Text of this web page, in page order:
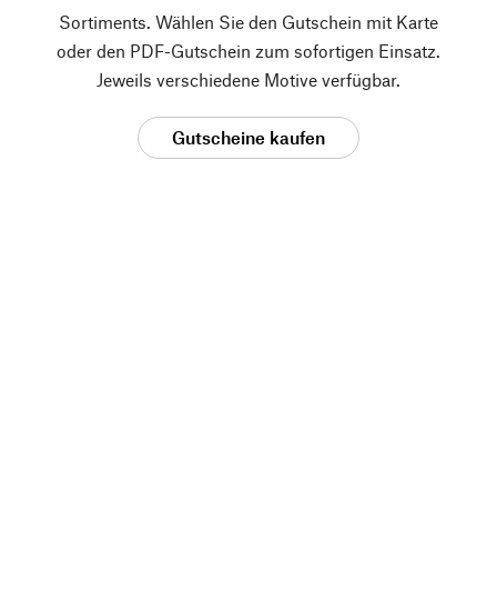
Sortiments. Wählen Sie den Gutschein mit Karte
oder den PDF-Gutschein zum sofortigen Einsatz.
Jeweils verschiedene Motive verfügbar.
Gutscheine kaufen